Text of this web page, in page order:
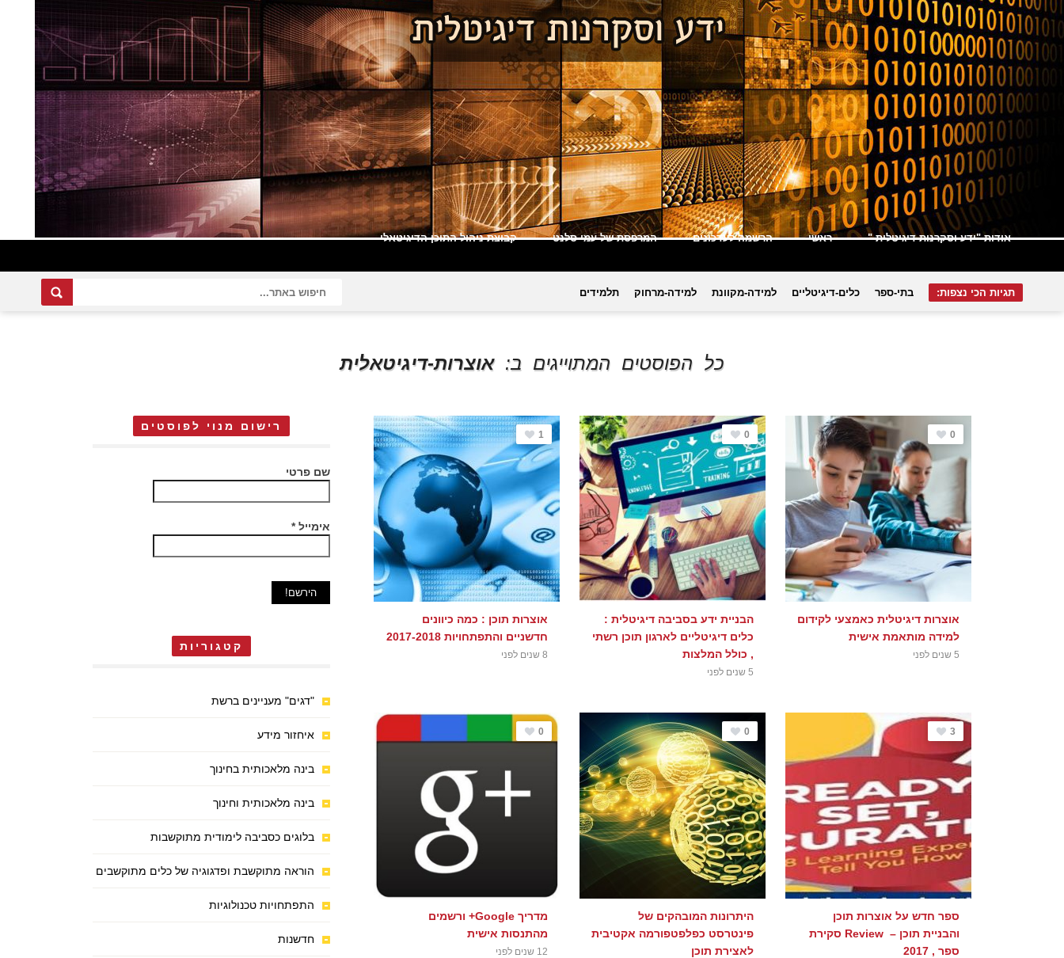
אודות "ידע וסקרנות דיגיטלית " ראשי הרשמה לעדכונים המרפסת של עמי סלנט קבוצת ניהול התוכן הדיגיטאלי
תגיות הכי נצפות: בתי-ספר כלים-דיגיטליים למידה-מקוונת למידה-מרחוק תלמידים
כל הפוסטים המתוייגים ב:אוצרות-דיגיטאלית
0
אוצרות דיגיטלית כאמצעי לקידום
למידה מותאמת אישית
5 שנים לפני
0
הבניית ידע בסביבה דיגיטלית :
כלים דיגיטליים לארגון תוכן רשתי
, כולל המלצות
5 שנים לפני
1
אוצרות תוכן : כמה כיוונים
חדשניים והתפתחויות 2017-2018
8 שנים לפני
3
ספר חדש על אוצרות תוכן
והבניית תוכן – Review סקירת
ספר , 2017
0
היתרונות המובהקים של
פינטרסט כפלפטפורמה אקטיבית
לאצירת תוכן
0
מדריך Google+ ורשמים
מהתנסות אישית
12 שנים לפני
רישום מנוי לפוסטים
שם פרטי
אימייל*
קטגוריות
"דגים" מעניינים ברשת
איחזור מידע
בינה מלאכותית בחינוך
בינה מלאכותית וחינוך
בלוגים כסביבה לימודית מתוקשבות
הוראה מתוקשבת ופדגוגיה של כלים מתוקשבים
התפתחויות טכנולוגיות
חדשנות